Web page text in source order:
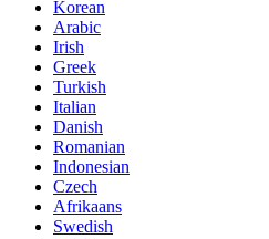
Korean
Arabic
Irish
Greek
Turkish
Italian
Danish
Romanian
Indonesian
Czech
Afrikaans
Swedish